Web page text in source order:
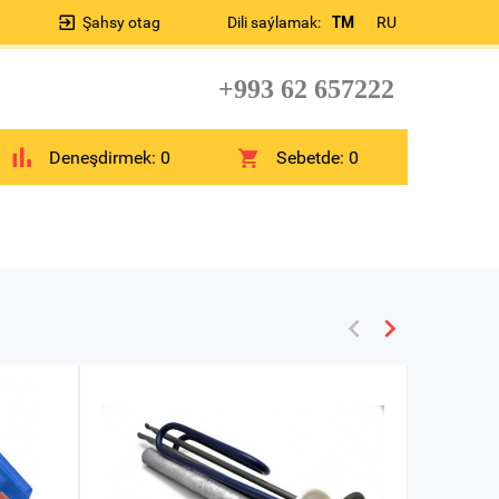
Dili saýlamak: TM RU
Şahsy otag
+993 62 657222
Deneşdirmek: 0 Sebetde:0